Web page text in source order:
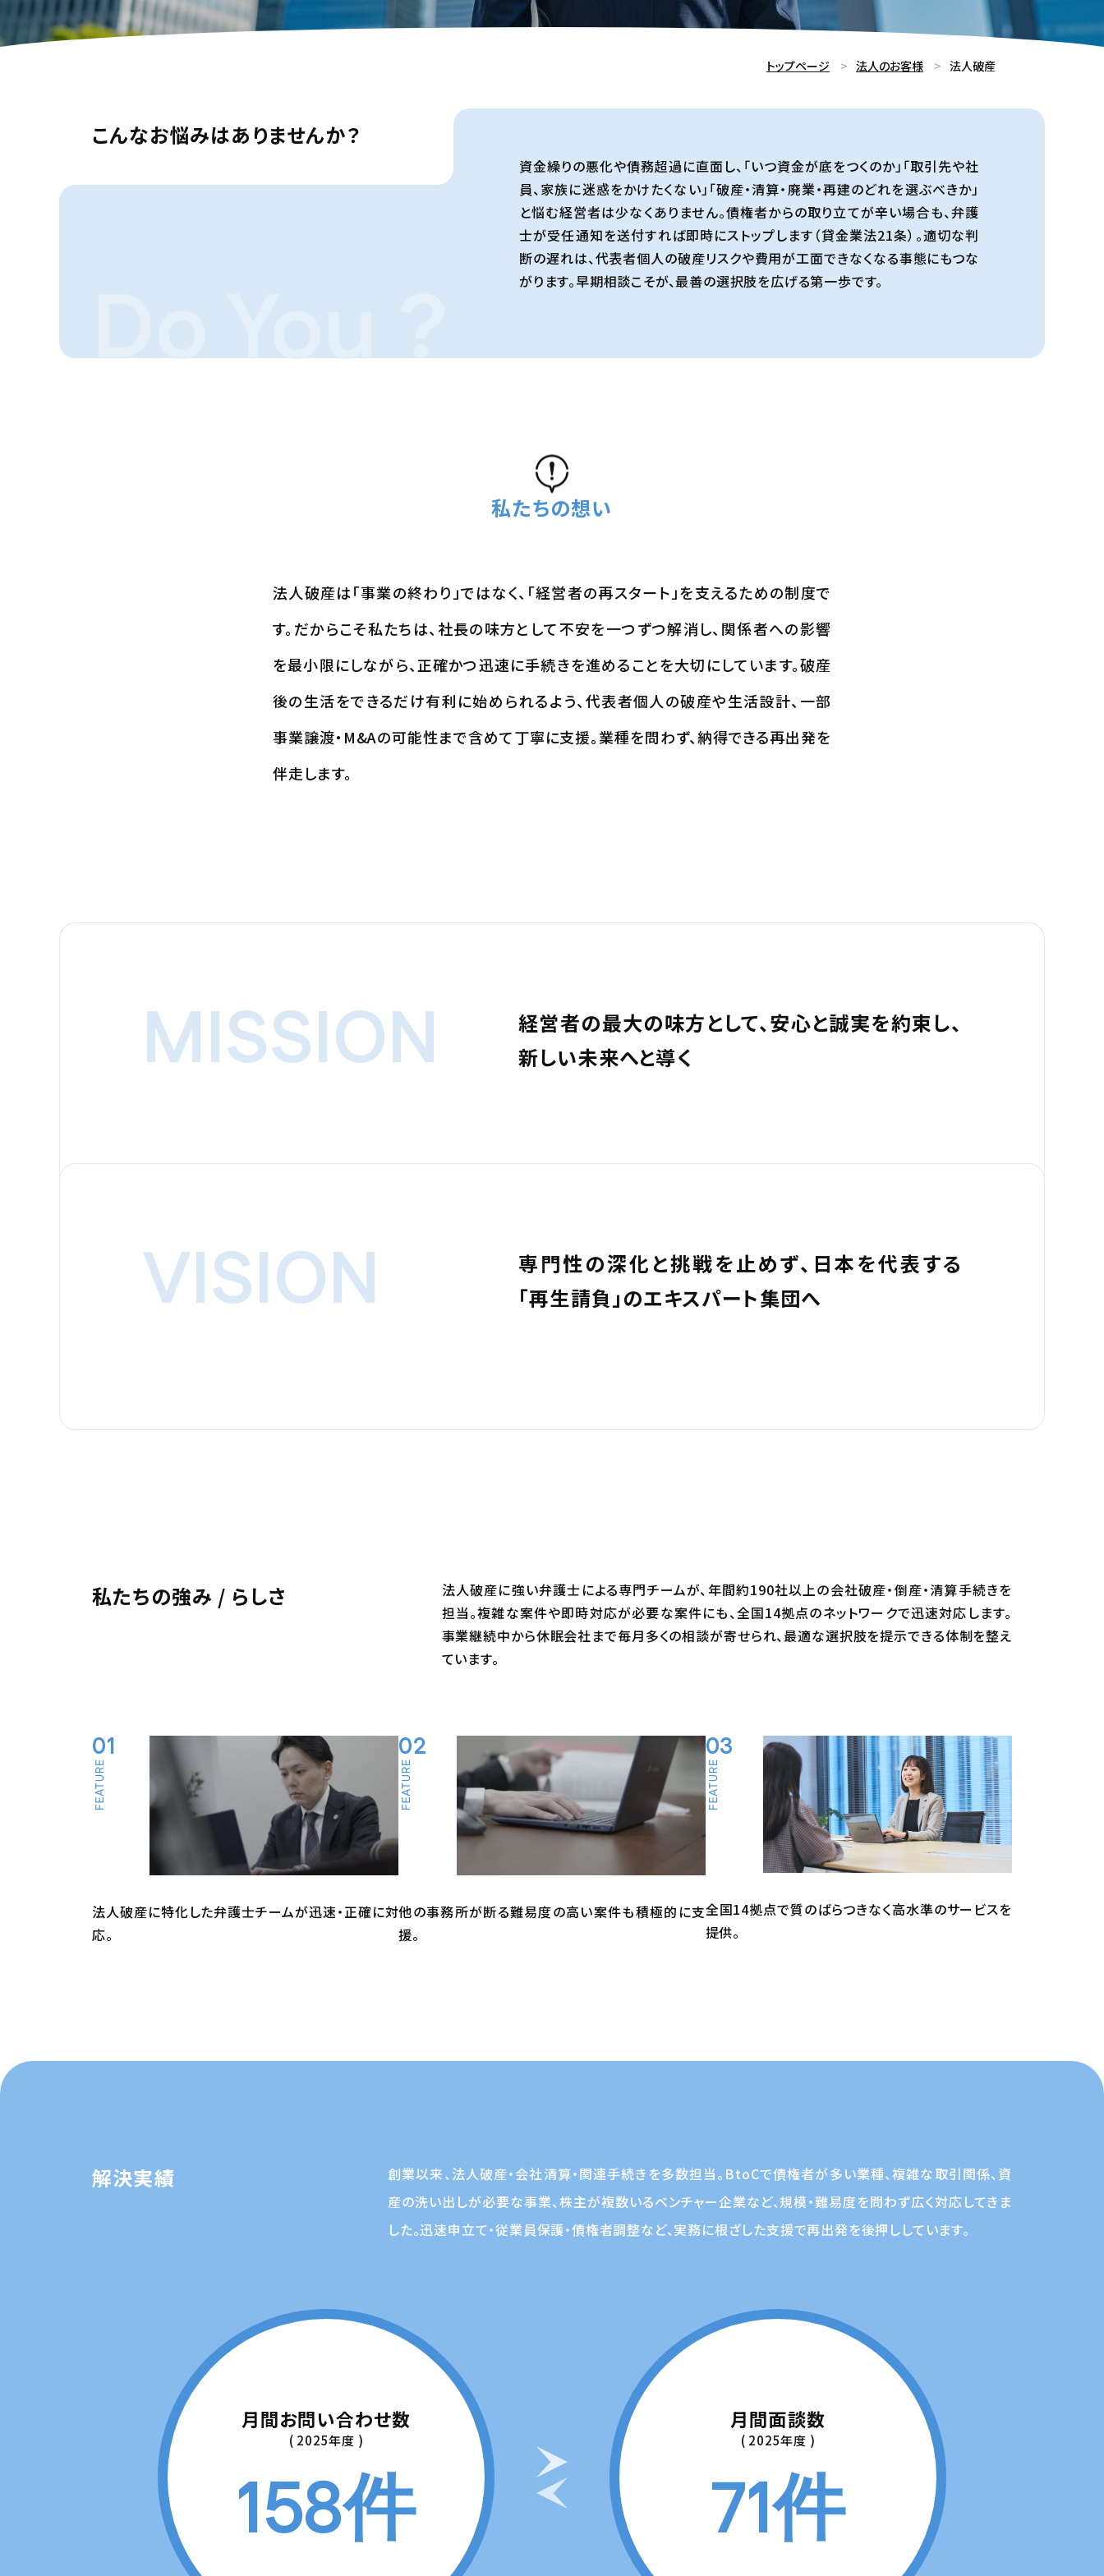
トップページ 法人のお客様 法人破産
こんなお悩みはありませんか？
Do You ?
資金繰りの悪化や債務超過に直面し、「いつ資金が底をつくのか」「取引先や社
員、家族に迷惑をかけたくない」「破産・清算・廃業・再建のどれを選ぶべきか」
と悩む経営者は少なくありません。債権者からの取り立てが辛い場合も、弁護
士が受任通知を送付すれば即時にストップします（貸金業法21条）。適切な判
断の遅れは、代表者個人の破産リスクや費用が工面できなくなる事態にもつな
がります。早期相談こそが、最善の選択肢を広げる第一歩です。
私たちの想い
法人破産は「事業の終わり」ではなく、「経営者の再スタート」を支えるための制度で
す。だからこそ私たちは、社長の味方として不安を一つずつ解消し、関係者への影響
を最小限にしながら、正確かつ迅速に手続きを進めることを大切にしています。破産
後の生活をできるだけ有利に始められるよう、代表者個人の破産や生活設計、一部
事業譲渡・M&Aの可能性まで含めて丁寧に支援。業種を問わず、納得できる再出発を
伴走します。
MISSION
経営者の最大の味方として、安心と誠実を約束し、
新しい未来へと導く
VISION
専門性の深化と挑戦を止めず、日本を代表する
「再生請負」のエキスパート集団へ
私たちの強み / らしさ
法人破産に強い弁護士による専門チームが、年間約190社以上の会社破産・倒産・清算手続きを
担当。複雑な案件や即時対応が必要な案件にも、全国14拠点のネットワークで迅速対応します。
事業継続中から休眠会社まで毎月多くの相談が寄せられ、最適な選択肢を提示できる体制を整え
ています。
01
法人破産に特化した弁護士チームが迅速・正確に対
応。
02
他の事務所が断る難易度の高い案件も積極的に支
援。
03
全国14拠点で質のばらつきなく高水準のサービスを
提供。
解決実績
創業以来、法人破産・会社清算・関連手続きを多数担当。BtoCで債権者が多い業種、複雑な取引関係、資
産の洗い出しが必要な事業、株主が複数いるベンチャー企業など、規模・難易度を問わず広く対応してきま
した。迅速申立て・従業員保護・債権者調整など、実務に根ざした支援で再出発を後押ししています。
月間お問い合わせ数
( 2025年度 )
158件
月間面談数
( 2025年度 )
71件